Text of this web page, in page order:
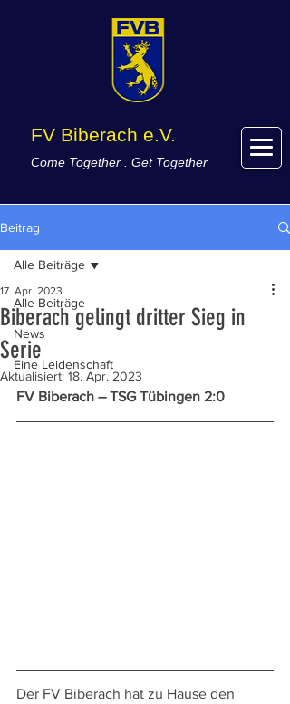
FV Biberach e.V.
Come Together . Get Together
Beitrag
Alle Beiträge
News
Eine Leidenschaft
Alle Beiträge
Biberach gelingt dritter Sieg in
Serie
17. Apr. 2023
Aktualisiert: 18. Apr. 2023
FV Biberach – TSG Tübingen 2:0
Der FV Biberach hat zu Hause den